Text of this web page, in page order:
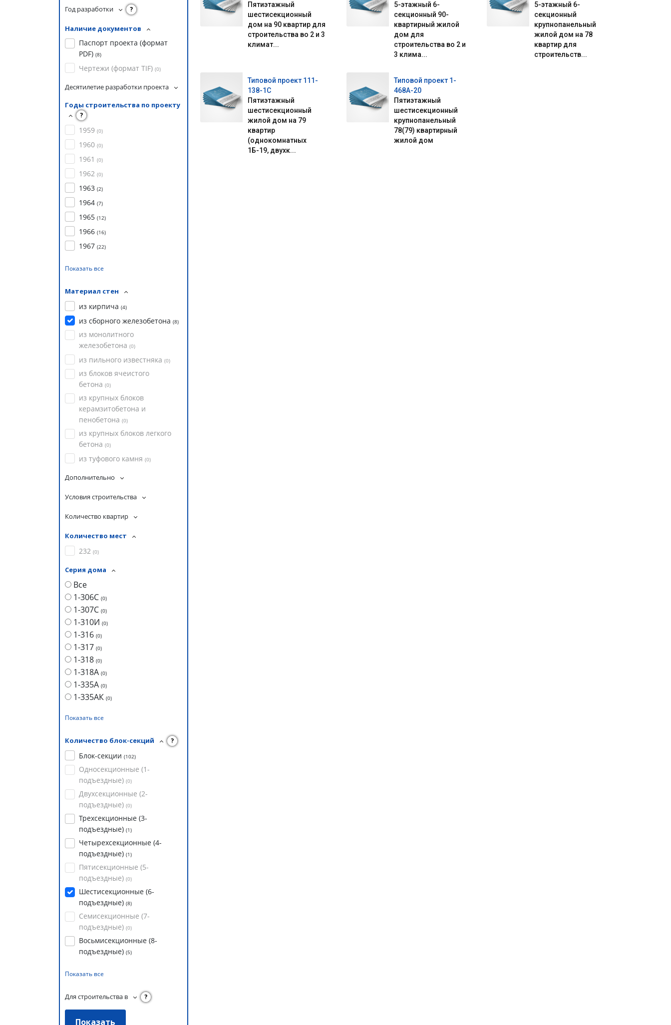
Год разработки ?
Наличие документов
Паспорт проекта (формат
PDF) (8)
Чертежи (формат TIF) (0)
Десятилетие разработки проекта
Годы строительства по проекту
?
1959 (0)
1960 (0)
1961 (0)
1962 (0)
1963 (2)
1964 (7)
1965 (12)
1966 (16)
1967 (22)
Показать все
Материал стен
из кирпича (4)
из сборного железобетона (8)
из монолитного
железобетона (0)
из пильного известняка (0)
из блоков ячеистого
бетона (0)
из крупных блоков
керамзитобетона и
пенобетона (0)
из крупных блоков легкого
бетона (0)
из туфового камня (0)
Дополнительно
Условия строительства
Количество квартир
Количество мест
232 (0)
Серия дома
Все
1-306С (0)
1-307С (0)
1-310И (0)
1-316 (0)
1-317 (0)
1-318 (0)
1-318А (0)
1-335А (0)
1-335АК (0)
Показать все
Количество блок-секций ?
Блок-секции (102)
Односекционные (1-
подъездные) (0)
Двухсекционные (2-
подъездные) (0)
Трехсекционные (3-
подъездные) (1)
Четырехсекционные (4-
подъездные) (1)
Пятисекционные (5-
подъездные) (0)
Шестисекционные (6-
подъездные) (8)
Семисекционные (7-
подъездные) (0)
Восьмисекционные (8-
подъездные) (5)
Показать все
Для строительства в ?
Пятиэтажный
шестисекционный
дом на 90 квартир для
строительства во 2 и 3
климат...
5-этажный 6-
секционный 90-
квартирный жилой
дом для
строительства во 2 и
3 клима...
5-этажный 6-
секционный
крупнопанельный
жилой дом на 78
квартир для
строительств...
Типовой проект 111-
138-1С
Пятиэтажный
шестисекционный
жилой дом на 79
квартир
(однокомнатных
1Б-19, двухк...
Типовой проект 1-
468А-20
Пятиэтажный
шестисекционный
крупнопанельный
78(79) квартирный
жилой дом